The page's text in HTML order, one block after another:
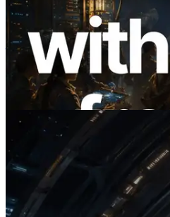
ERPC 扩展 Solana
增全球 7 个区域的
Information API 同步
阅读此文章